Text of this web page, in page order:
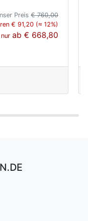
Preis€ 760,00
€ 91,20 (≈ 12%)
nurab€ 668,80